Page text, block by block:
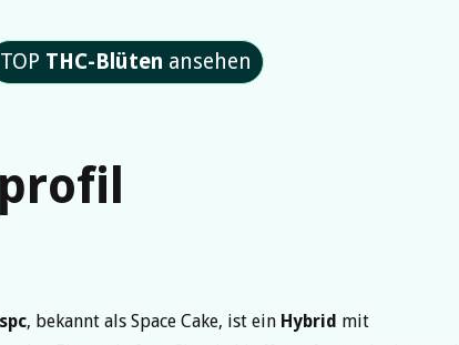
TOP THC-Blüten ansehen
, bekannt als Space Cake, ist ein Hybrid mit